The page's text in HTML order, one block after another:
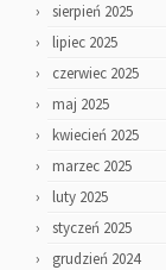
sierpień 2025
lipiec 2025
czerwiec 2025
maj 2025
kwiecień 2025
marzec 2025
luty 2025
styczeń 2025
grudzień 2024